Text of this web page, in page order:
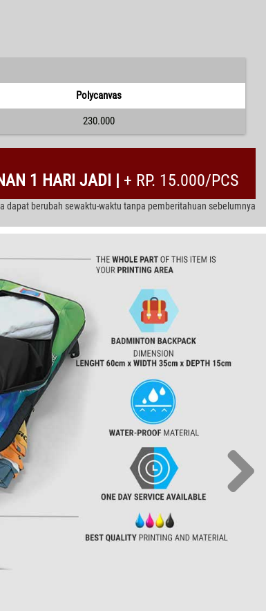
Polycanvas
230.000
1 HARI JADI | + RP. 15.000/PCS
dapat berubah sewaktu-waktu tanpa pemberitahuan sebelumnya